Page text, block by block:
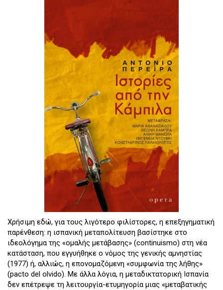
Χρήσιμη εδώ, για τους λιγότερο φιλίστορες, η επεξηγηματική
παρένθεση: η ισπανική μεταπολίτευση βασίστηκε στο
ιδεολόγημα της «ομαλής μετάβασης» (continuismo) στη νέα
κατάσταση, που εγγυήθηκε ο νόμος της γενικής αμνηστίας
(1977) ή, αλλιώς, η επονομαζόμενη «συμφωνία της λήθης»
(pacto del olvido). Με άλλα λόγια, η μεταδικτατορική Ισπανία
δεν επέτρεψε τη λειτουργία-ετυμηγορία μιας «μεταβατικής